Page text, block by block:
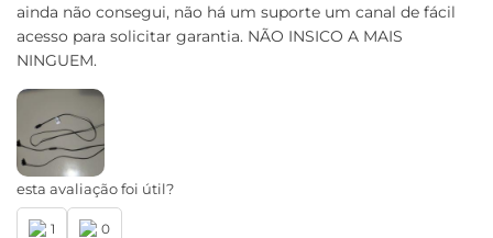
ainda não consegui, não há um suporte um canal de fácil
acesso para solicitar garantia. NÃO INSICO A MAIS
NINGUEM.
esta avaliação foi útil?
1 0